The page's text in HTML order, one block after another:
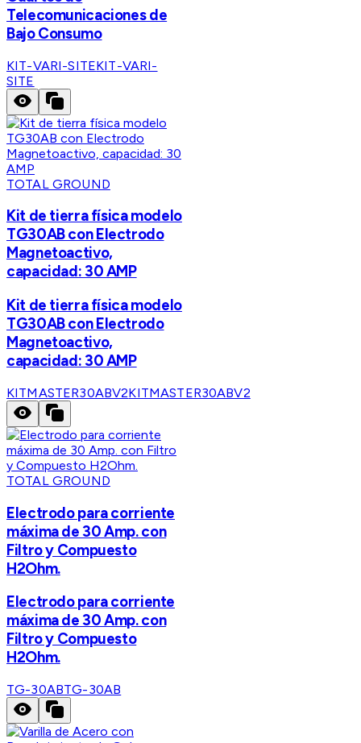
Telecomunicaciones de
Bajo Consumo
KIT-VARI-SITEKIT-VARI-
SITE
TOTAL GROUND
Kit de tierra física modelo
TG30AB con Electrodo
Magnetoactivo,
capacidad: 30 AMP
Kit de tierra física modelo
TG30AB con Electrodo
Magnetoactivo,
capacidad: 30 AMP
KITMASTER30ABV2KITMASTER30ABV2
TOTAL GROUND
Electrodo para corriente
máxima de 30 Amp. con
Filtro y Compuesto
H2Ohm.
Electrodo para corriente
máxima de 30 Amp. con
Filtro y Compuesto
H2Ohm.
TG-30ABTG-30AB